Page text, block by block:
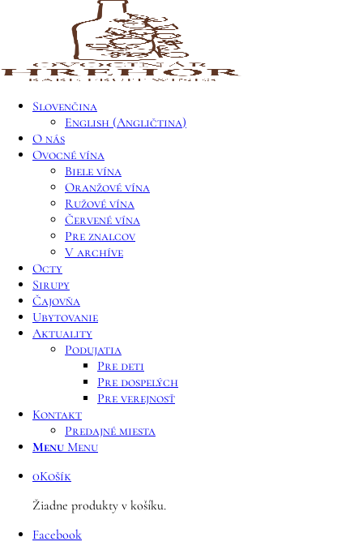
Slovenčina
English (Angličtina)
O nás
Ovocné vína
Biele vína
Oranžové vína
Ružové vína
Červené vína
Pre znalcov
V archíve
Octy
Sirupy
Čajovňa
Ubytovanie
Aktuality
Podujatia
Pre deti
Pre dospelých
Pre verejnosť
Kontakt
Predajné miesta
Menu Menu
0Košík
Žiadne produkty v košíku.
Facebook